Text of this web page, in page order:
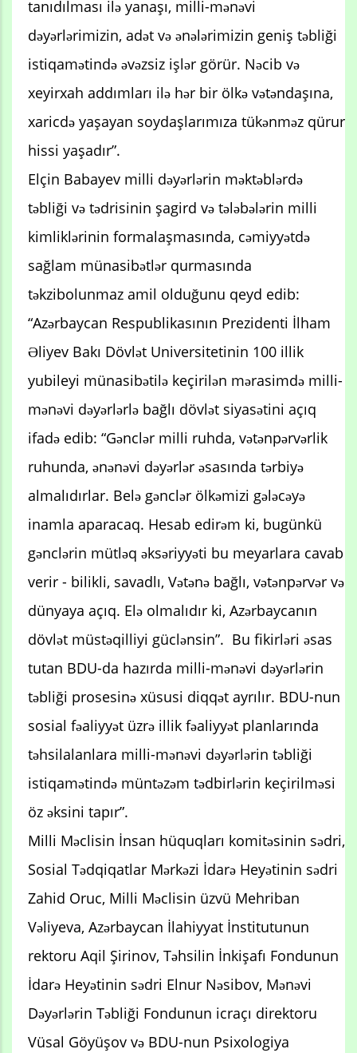
tanıdılması ilə yanaşı, milli-mənəvi
dəyərlərimizin, adət və ənələrimizin geniş təbliği
istiqamətində əvəzsiz işlər görür. Nəcib və
xeyirxah addımları ilə hər bir ölkə vətəndaşına,
xaricdə yaşayan soydaşlarımıza tükənməz qürur
hissi yaşadır”.
Elçin Babayev milli dəyərlərin məktəblərdə
təbliği və tədrisinin şagird və tələbələrin milli
kimliklərinin formalaşmasında, cəmiyyətdə
sağlam münasibətlər qurmasında
təkzibolunmaz amil olduğunu qeyd edib:
“Azərbaycan Respublikasının Prezidenti İlham
Əliyev Bakı Dövlət Universitetinin 100 illik
yubileyi münasibətilə keçirilən mərasimdə milli-
mənəvi dəyərlərlə bağlı dövlət siyasətini açıq
ifadə edib: “Gənclər milli ruhda, vətənpərvərlik
ruhunda, ənənəvi dəyərlər əsasında tərbiyə
almalıdırlar. Belə gənclər ölkəmizi gələcəyə
inamla aparacaq. Hesab edirəm ki, bugünkü
gənclərin mütləq əksəriyyəti bu meyarlara cavab
verir - bilikli, savadlı, Vətənə bağlı, vətənpərvər və
dünyaya açıq. Elə olmalıdır ki, Azərbaycanın
dövlət müstəqilliyi güclənsin”. Bu fikirləri əsas
tutan BDU-da hazırda milli-mənəvi dəyərlərin
təbliği prosesinə xüsusi diqqət ayrılır. BDU-nun
sosial fəaliyyət üzrə illik fəaliyyət planlarında
təhsilalanlara milli-mənəvi dəyərlərin təbliği
istiqamətində müntəzəm tədbirlərin keçirilməsi
öz əksini tapır”.
Milli Məclisin İnsan hüquqları komitəsinin sədri,
Sosial Tədqiqatlar Mərkəzi İdarə Heyətinin sədri
Zahid Oruc, Milli Məclisin üzvü Mehriban
Vəliyeva, Azərbaycan İlahiyyat İnstitutunun
rektoru Aqil Şirinov, Təhsilin İnkişafı Fondunun
İdarə Heyətinin sədri Elnur Nəsibov, Mənəvi
Dəyərlərin Təbliği Fondunun icraçı direktoru
Vüsal Göyüşov və BDU-nun Psixologiya